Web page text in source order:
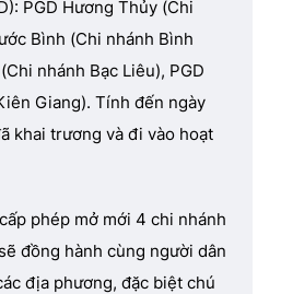
PGD Hương Thủy (Chi
Bình (Chi nhánh Bình
nhánh Bạc Liêu), PGD
Giang). Tính đến ngày
khai trương và đi vào hoạt
phép mở mới 4 chi nhánh
đồng hành cùng người dân
địa phương, đặc biệt chú